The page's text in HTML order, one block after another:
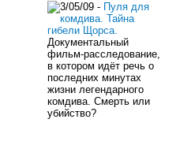
3/05/09 - Пуля для
комдива. Тайна
гибели Щорса.
Документальный
фильм-расследование,
в котором идёт речь о
последних минутах
жизни легендарного
комдива. Смерть или
убийство?